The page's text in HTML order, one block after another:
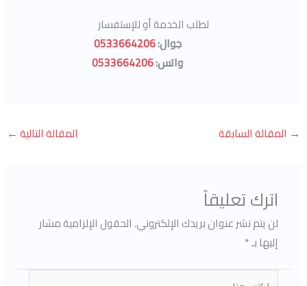
لطلب الخدمة أو للإستفسار
جوال:0533664206
واتس:0533664206
→ المقالة السابقة المقالة التالية ←
اترك تعليقاً
لن يتم نشر عنوان بريدك الإلكتروني.الحقول الإلزامية مشار
إليها بـ*